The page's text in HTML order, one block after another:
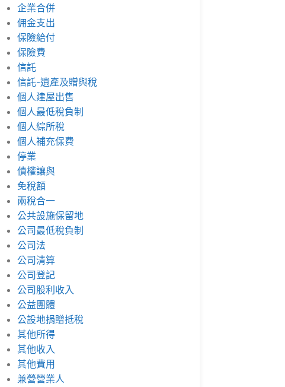
企業合併
佣金支出
保險給付
保險費
信託
信託-遺產及贈與稅
個人建屋出售
個人最低稅負制
個人綜所稅
個人補充保費
停業
債權讓與
免稅額
兩稅合一
公共設施保留地
公司最低稅負制
公司法
公司清算
公司登記
公司股利收入
公益團體
公設地捐贈抵稅
其他所得
其他收入
其他費用
兼營營業人